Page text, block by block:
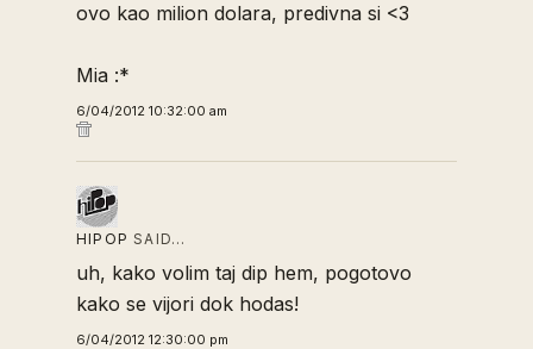
ovo kao milion dolara, predivna si <3
Mia :*
6/04/2012 10:32:00 am
HIPOP SAID…
uh, kako volim taj dip hem, pogotovo
kako se vijori dok hodas!
6/04/2012 12:30:00 pm